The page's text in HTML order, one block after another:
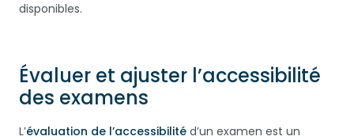
disponibles.
Évaluer et ajuster l’accessibilité
des examens
L’évaluation de l’accessibilité d’un examen est un